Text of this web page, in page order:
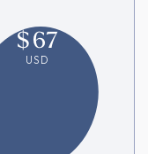
$67
USD